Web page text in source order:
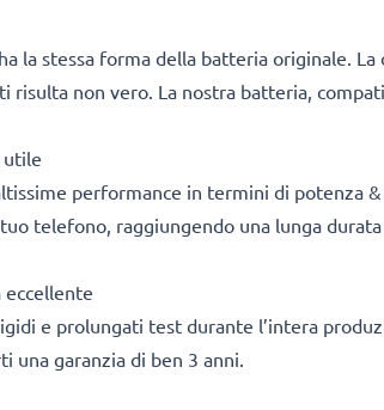
la stessa forma della batteria originale.
risulta non vero. La nostra batteria,
utile
performance in termini di potenza
telefono, raggiungendo una lunga
eccellente
e prolungati test durante l’intera
una garanzia di ben 3 anni.